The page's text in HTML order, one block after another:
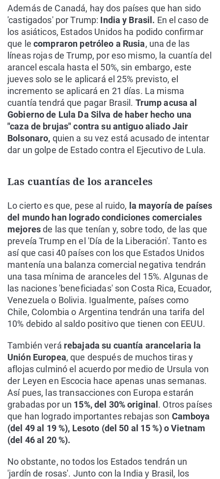
Además de Canadá, hay dos países que han sido
'castigados' por Trump: India y Brasil. En el caso de
los asiáticos, Estados Unidos ha podido confirmar
que le compraron petróleo a Rusia, una de las
líneas rojas de Trump, por eso mismo, la cuantía del
arancel escala hasta el 50%, sin embargo, este
jueves solo se le aplicará el 25% previsto, el
incremento se aplicará en 21 días. La misma
cuantía tendrá que pagar Brasil. Trump acusa al
Gobierno de Lula Da Silva de haber hecho una
"caza de brujas" contra su antiguo aliado Jair
Bolsonaro, quien a su vez está acusado de intentar
dar un golpe de Estado contra el Ejecutivo de Lula.
Las cuantías de los aranceles
Lo cierto es que, pese al ruido, la mayoría de países
del mundo han logrado condiciones comerciales
mejoresde las que tenían y, sobre todo, de las que
preveía Trump en el 'Día de la Liberación'. Tanto es
así que casi 40 países con los que Estados Unidos
mantenía una balanza comercial negativa tendrán
una tasa mínima de aranceles del 15%. Algunas de
las naciones 'beneficiadas' son Costa Rica, Ecuador,
Venezuela o Bolivia. Igualmente, países como
Chile, Colombia o Argentina tendrán una tarifa del
10% debido al saldo positivo que tienen con EEUU.
También verá rebajada su cuantía arancelaria la
Unión Europea, que después de muchos tiras y
aflojas culminó el acuerdo por medio de Ursula von
der Leyen en Escocia hace apenas unas semanas.
Así pues, las transacciones con Europa estarán
grabadas por un 15%, del 30% original . Otros países
que han logrado importantes rebajas son Camboya
(del 49 al 19 %), Lesoto (del 50 al 15 %) o Vietnam
(del 46 al 20 %).
No obstante, no todos los Estados tendrán un
'jardín de rosas'. Junto con la India y Brasil, los